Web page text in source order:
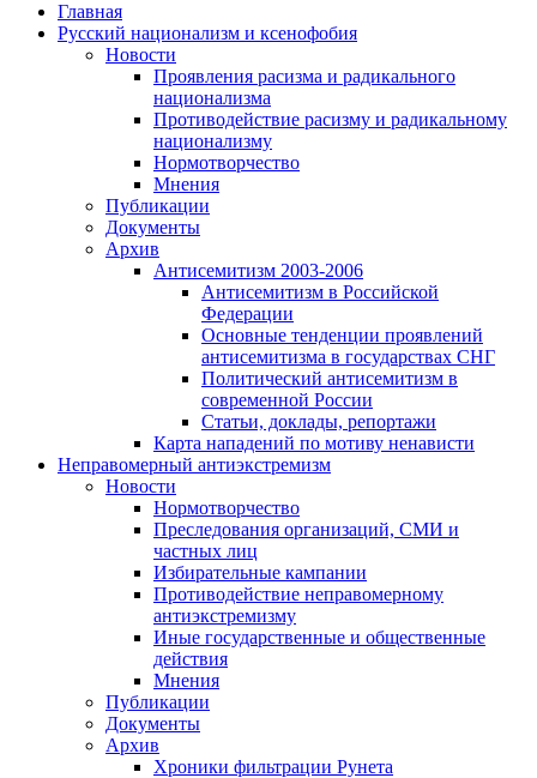
Главная
Русский национализм и ксенофобия
Новости
Проявления расизма и радикального
национализма
Противодействие расизму и радикальному
национализму
Нормотворчество
Мнения
Публикации
Документы
Архив
Антисемитизм 2003-2006
Антисемитизм в Российской
Федерации
Основные тенденции проявлений
антисемитизма в государствах СНГ
Политический антисемитизм в
современной России
Статьи, доклады, репортажи
Карта нападений по мотиву ненависти
Неправомерный антиэкстремизм
Новости
Нормотворчество
Преследования организаций, СМИ и
частных лиц
Избирательные кампании
Противодействие неправомерному
антиэкстремизму
Иные государственные и общественные
действия
Мнения
Публикации
Документы
Архив
Хроники фильтрации Рунета